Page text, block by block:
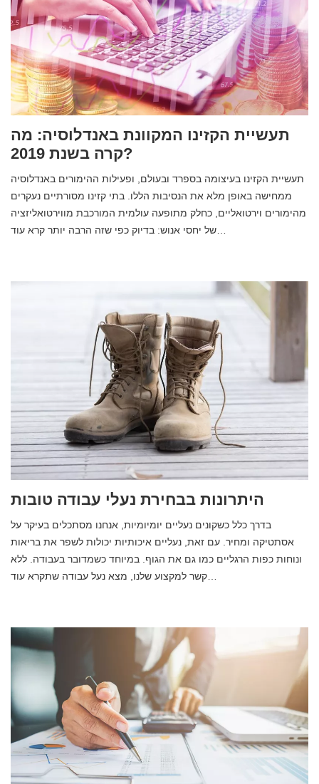
תעשיית הקזינו המקוונת באנדלוסיה: מה
קרה בשנת 2019?
תעשיית הקזינו בעיצומה בספרד ובעולם, ופעילות ההימורים באנדלוסיה
ממחישה באופן מלא את הנסיבות הללו. בתי קזינו מסורתיים נעקרים
מהימורים וירטואליים, כחלק מתופעה עולמית המורכבת מווירטואליזציה
של יחסי אנוש: בדיוק כפי שזה הרבה יותר קרא עוד…
היתרונות בבחירת נעלי עבודה טובות
בדרך כלל כשקונים נעליים יומיומיות, אנחנו מסתכלים בעיקר על
אסתטיקה ומחיר. עם זאת, נעליים איכותיות יכולות לשפר את בריאות
ונוחות כפות הרגליים כמו גם את הגוף. במיוחד כשמדובר בעבודה. ללא